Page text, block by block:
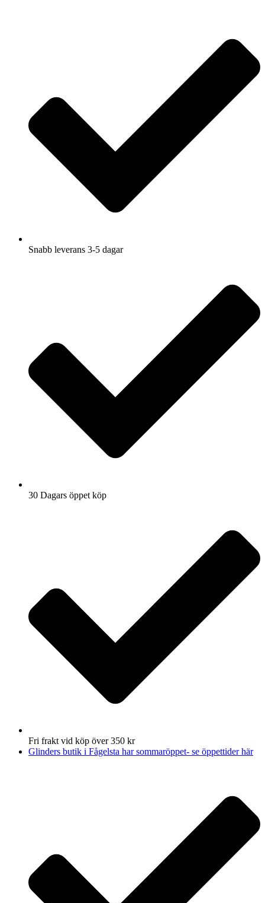
Snabb leverans 3-5 dagar
30 Dagars öppet köp
Fri frakt vid köp över 350 kr
Glinders butik i Fågelsta har sommaröppet- se öppettider här